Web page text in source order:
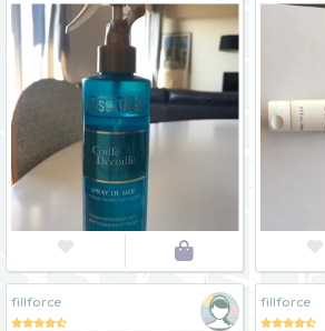
  
fillforce fillforce